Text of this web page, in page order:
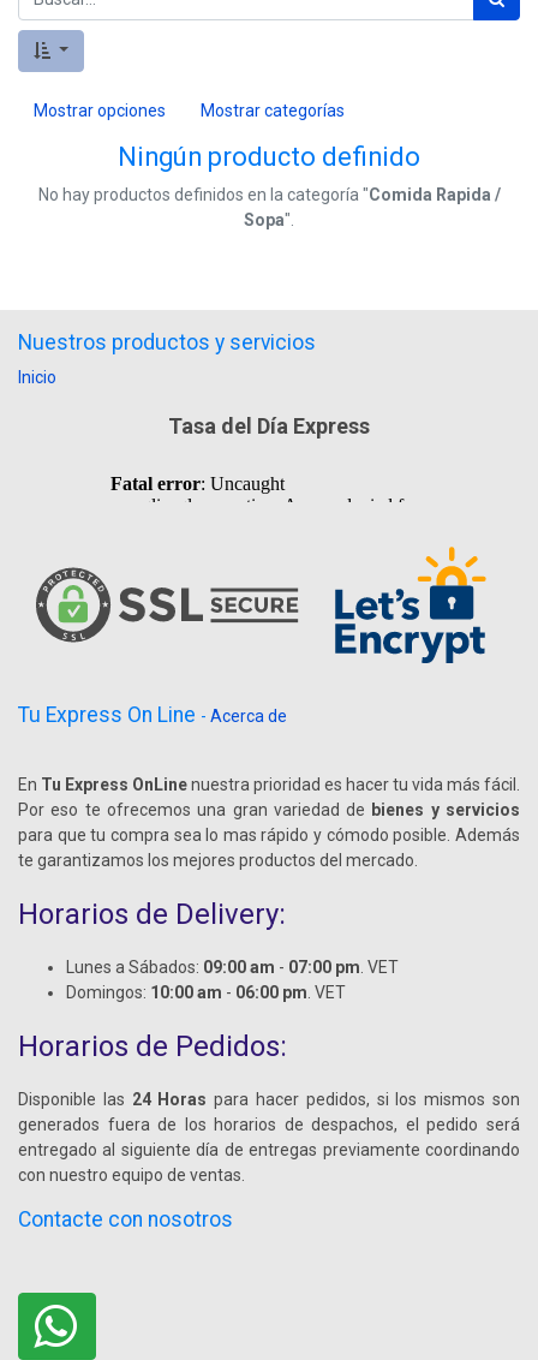
Mostrar opciones Mostrar categorías
Ningún producto definido
No hay productos definidos en la categoría "Comida Rapida /
Sopa".
Nuestros productos y servicios
Inicio
Tasa del Día Express
Tu Express On Line - Acerca de
En Tu Express OnLinenuestra prioridad es hacer tu vida más fácil.
Por eso te ofrecemos una gran variedad de bienes y servicios
para que tu compra sea lo mas rápido y cómodo posible. Además
te garantizamos los mejores productos del mercado.
Horarios de Delivery:
Lunes a Sábados: 09:00 am - 07:00 pm . VET
Domingos: 10:00 am - 06:00 pm . VET
Horarios de Pedidos:
Disponible las 24 Horas para hacer pedidos, si los mismos son
generados fuera de los horarios de despachos, el pedido será
entregado al siguiente día de entregas previamente coordinando
con nuestro equipo de ventas.
Contacte con nosotros